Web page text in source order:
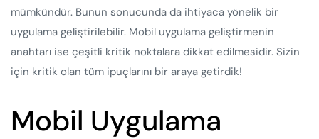
mümkündür. Bunun sonucunda da ihtiyaca yönelik bir
uygulama geliştirilebilir. Mobil uygulama geliştirmenin
anahtarı ise çeşitli kritik noktalara dikkat edilmesidir. Sizin
için kritik olan tüm ipuçlarını bir araya getirdik!
Mobil Uygulama